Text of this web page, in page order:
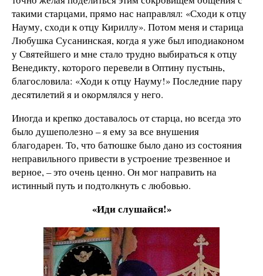
такими старцами, прямо нас направлял: «Сходи к отцу
Науму, сходи к отцу Кириллу». Потом меня и старица
Любушка Сусанинская, когда я уже был иподиаконом
у Святейшего и мне стало трудно выбираться к отцу
Венедикту, которого перевели в Оптину пустынь,
благословила: «Ходи к отцу Науму!» Последние пару
десятилетий я и окормлялся у него.
Иногда и крепко доставалось от старца, но всегда это
было душеполезно – я ему за все внушения
благодарен. То, что батюшке было дано из состояния
неправильного привести в устроение трезвенное и
верное, – это очень ценно. Он мог направить на
истинный путь и подтолкнуть с любовью.
«Иди слушайся!»